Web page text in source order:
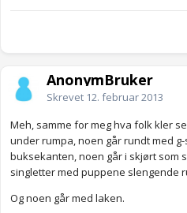
AnonymBruker
Skrevet 12. februar 2013
Meh, samme for meg hva folk kler
under rumpa, noen går rundt med
buksekanten, noen går i skjørt som
singletter med puppene slengende
Og noen går med laken.